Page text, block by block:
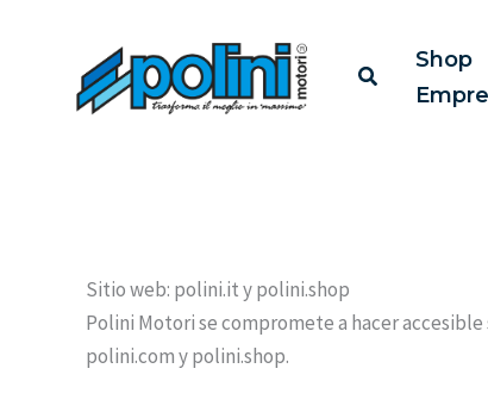
contenido
Shop
Sitio web: polini.it y polini.shop
Polini Motori se compromete a hacer
polini.com y polini.shop.